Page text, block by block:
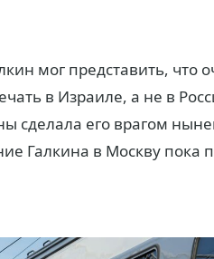
мог представить, что
в Израиле, а не в
сделала его врагом
Галкина в Москву пока